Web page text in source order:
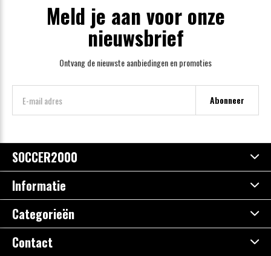
Meld je aan voor onze
nieuwsbrief
Ontvang de nieuwste aanbiedingen en promoties
Abonneer
SOCCER2000
Informatie
Categorieën
Contact